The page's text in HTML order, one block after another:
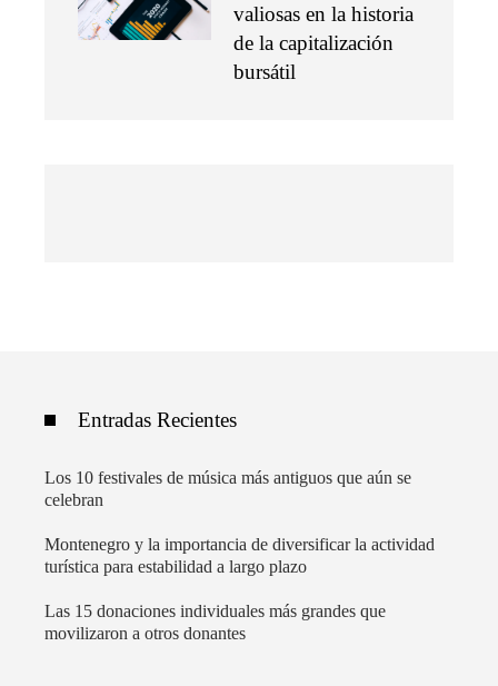
valiosas en la historia
de la capitalización
bursátil
Entradas Recientes
Los 10 festivales de música más antiguos que aún se
celebran
Montenegro y la importancia de diversificar la actividad
turística para estabilidad a largo plazo
Las 15 donaciones individuales más grandes que
movilizaron a otros donantes